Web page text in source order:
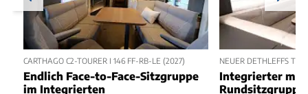
CARTHAGO C2-TOURER I 146 FF-RB-LE (2027)
Endlich Face-to-Face-Sitzgruppe
im Integrierten
NEUER DETHLEFFS
Integrierter mit